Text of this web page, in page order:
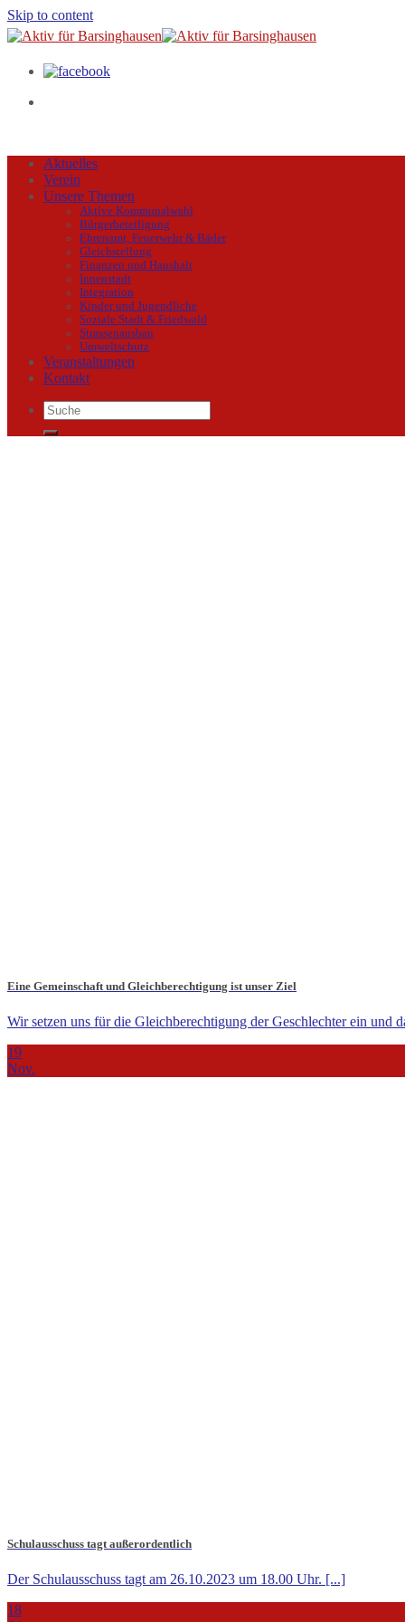
Skip to content
Aktuelles
Verein
Unsere Themen
Aktive Kommunalwahl
Bürgerbeteiligung
Ehrenamt, Feuerwehr & Bäder
Gleichstellung
Finanzen und Haushalt
Innenstadt
Integration
Kinder und Jugendliche
Soziale Stadt & Friedwald
Strassenausbau
Umweltschutz
Veranstaltungen
Kontakt
Eine Gemeinschaft und Gleichberechtigung ist unser Ziel
Wir setzen uns für die Gleichberechtigung der Geschlechter ein und
19
Nov.
Schulausschuss tagt außerordentlich
Der Schulausschuss tagt am 26.10.2023 um 18.00 Uhr. [...]
18